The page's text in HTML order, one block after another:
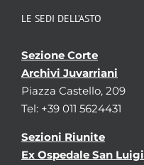
LE SEDI DELL’ASTO
Sezione Corte
Archivi Juvarriani
Piazza Castello, 209
Tel: +39 011 5624431
Sezioni Riunite
Ex Ospedale San Luigi